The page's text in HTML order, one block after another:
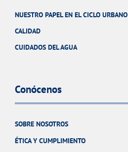
NUESTRO PAPEL EN EL CICLO URBANO
CALIDAD
CUIDADOS DEL AGUA
Conócenos
SOBRE NOSOTROS
ÉTICA Y CUMPLIMIENTO